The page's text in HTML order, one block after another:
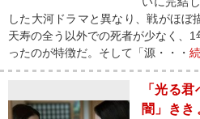
した大河ドラマと異なり、戦がほぼ
天寿の全う以外での死者が少なく、
ったのが特徴だ。そして「源・・・
「光る
闇」き